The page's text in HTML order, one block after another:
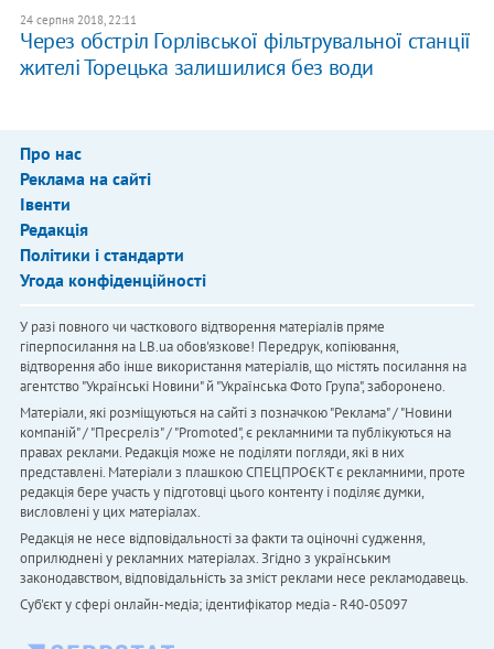
24 серпня 2018, 22:11
Через обстріл Горлівської фільтрувальної станції
жителі Торецька залишилися без води
Про нас
Реклама на сайті
Івенти
Редакція
Політики і стандарти
Угода конфіденційності
У разі повного чи часткового відтворення матеріалів пряме
гіперпосилання на LB.ua обов'язкове! Передрук, копіювання,
відтворення або інше використання матеріалів, що містять посилання на
агентство "Українськi Новини" й "Українська Фото Група", заборонено.
Матеріали, які розміщуються на сайті з позначкою "Реклама" / "Новини
компаній" / "Пресреліз" / "Promoted", є рекламними та публікуються на
правах реклами. Редакція може не поділяти погляди, які в них
представлені. Матеріали з плашкою СПЕЦПРОЄКТ є рекламними, проте
редакція бере участь у підготовці цього контенту і поділяє думки,
висловлені у цих матеріалах.
Редакція не несе відповідальності за факти та оціночні судження,
оприлюднені у рекламних матеріалах. Згідно з українським
законодавством, відповідальність за зміст реклами несе рекламодавець.
Cуб'єкт у сфері онлайн-медіа; ідентифікатор медіа - R40-05097